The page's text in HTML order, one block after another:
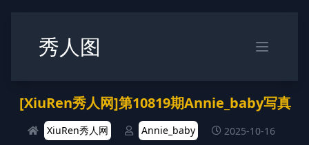
秀人图
[XiuRen秀人网]第10819期Annie_baby写真
XiuRen秀人网 Annie_baby 2025-10-16